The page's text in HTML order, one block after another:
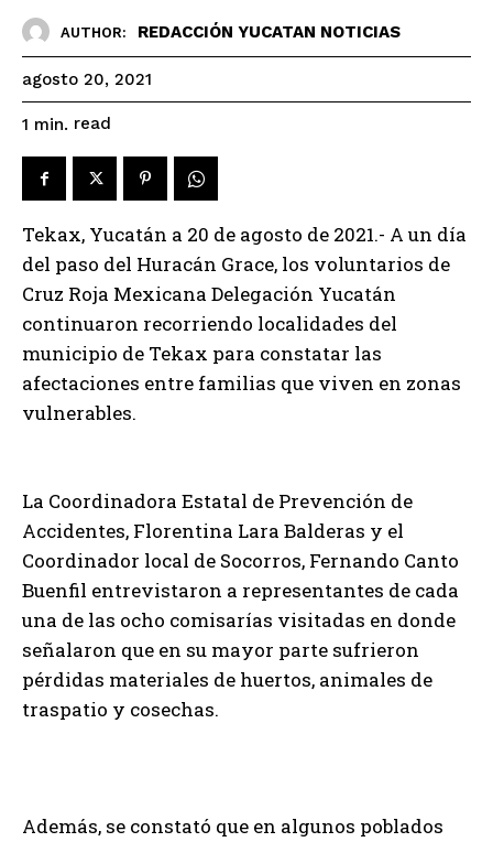
AUTHOR: REDACCIÓN YUCATAN NOTICIAS
agosto 20, 2021
1 min. read
Tekax, Yucatán a 20 de agosto de 2021.- A un día
del paso del Huracán Grace, los voluntarios de
Cruz Roja Mexicana Delegación Yucatán
continuaron recorriendo localidades del
municipio de Tekax para constatar las
afectaciones entre familias que viven en zonas
vulnerables.
La Coordinadora Estatal de Prevención de
Accidentes, Florentina Lara Balderas y el
Coordinador local de Socorros, Fernando Canto
Buenfil entrevistaron a representantes de cada
una de las ocho comisarías visitadas en donde
señalaron que en su mayor parte sufrieron
pérdidas materiales de huertos, animales de
traspatio y cosechas.
Además, se constató que en algunos poblados